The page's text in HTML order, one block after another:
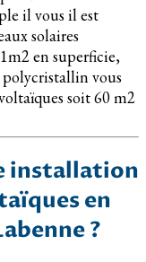
il vous il est
solaires
en superficie,
polycristallin vous
soit 60 m2
installation
en
?